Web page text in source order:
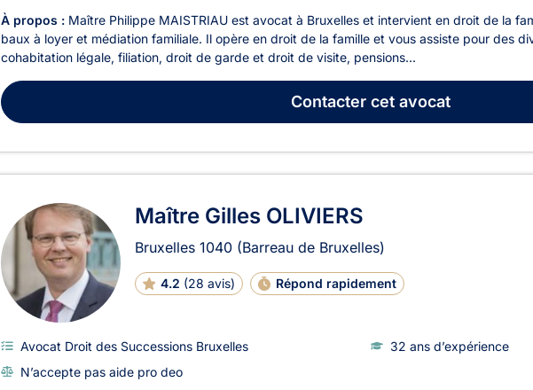
À propos : Maître Philippe MAISTRIAU est avocat à Bruxelles et intervient en droit de la
baux à loyer et médiation familiale. Il opère en droit de la famille et vous assiste pour des
cohabitation légale, filiation, droit de garde et droit de visite, pensions...
Contactercet avocat
Maître Gilles OLIVIERS
Bruxelles 1040 (Barreau de Bruxelles)
4.2 (28 avis) Répond rapidement
Avocat Droit des Successions Bruxelles
32 ans d’expérience
N’accepte pas aide pro deo